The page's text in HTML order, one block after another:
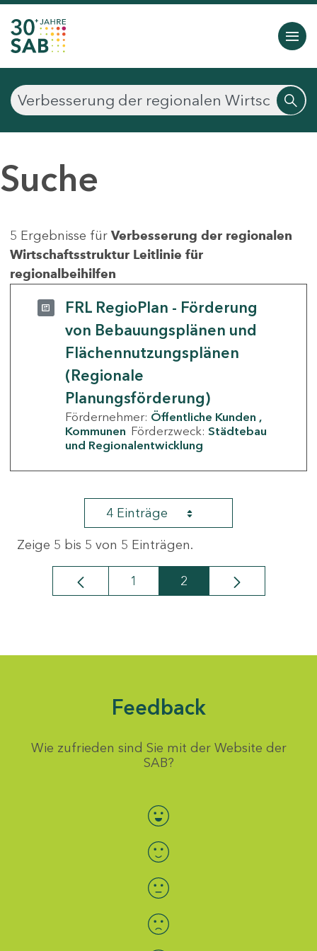
Suche
5 Ergebnisse für Verbesserung der regionalen
Wirtschaftsstruktur Leitlinie für
regionalbeihilfen
FRL RegioPlan - Förderung
von Bebauungsplänen und
Flächennutzungsplänen
(Regionale
Planungsförderung)
Fördernehmer: Öffentliche Kunden
Kommunen Förderzweck: Städtebau
und Regionalentwicklung
4 Einträge
Zeige 5 bis 5 von 5 Einträgen.
Seite
1 Seite
2
Feedback
Wie zufrieden sind Sie mit der Website der
SAB?
Bewertung auswählen